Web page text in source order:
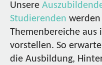
Unsere
Studierenden werden
Themenbereiche aus
vorstellen. So
die Ausbildung,